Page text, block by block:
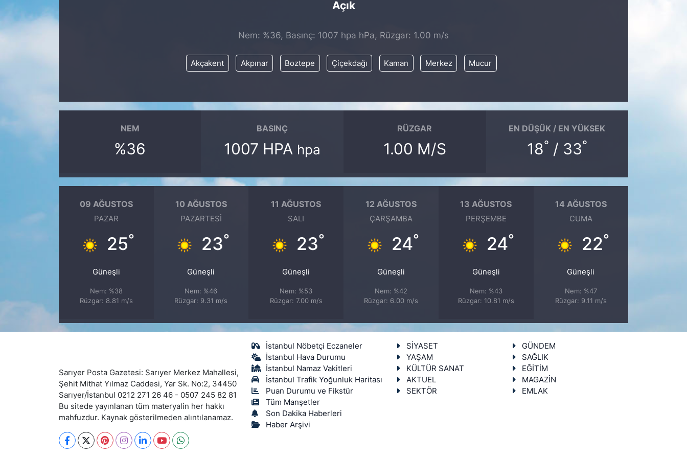
Açık
Nem: %36, Basınç: 1007 hpa hPa, Rüzgar: 1.00 m/s
Akçakent Akpınar Boztepe Çiçekdağı Kaman Merkez Mucur
NEM
%36
BASINÇ
1007 HPA hpa
RÜZGAR
1.00 M/S
EN DÜŞÜK / EN YÜKSEK
18° / 33°
09 AĞUSTOS
PAZAR
25°
Güneşli
Nem: %38
Rüzgar: 8.81 m/s
10 AĞUSTOS
PAZARTESI
23°
Güneşli
Nem: %46
Rüzgar: 9.31 m/s
11 AĞUSTOS
SALI
23°
Güneşli
Nem: %53
Rüzgar: 7.00 m/s
12 AĞUSTOS
ÇARŞAMBA
24°
Güneşli
Nem: %42
Rüzgar: 6.00 m/s
13 AĞUSTOS
PERŞEMBE
24°
Güneşli
Nem: %43
Rüzgar: 10.81 m/s
14 AĞUSTOS
CUMA
22°
Güneşli
Nem: %47
Rüzgar: 9.11 m/s
Sarıyer Posta Gazetesi: Sarıyer Merkez Mahallesi,
Şehit Mithat Yılmaz Caddesi, Yar Sk. No:2, 34450
Sarıyer/İstanbul 0212 271 26 46 - 0507 245 82 81
Bu sitede yayınlanan tüm materyalin her hakkı
mahfuzdur. Kaynak gösterilmeden alıntılanamaz.
İstanbul Nöbetçi Eczaneler
İstanbul Hava Durumu
İstanbul Namaz Vakitleri
İstanbul Trafik Yoğunluk Haritası
Puan Durumu ve Fikstür
Tüm Manşetler
Son Dakika Haberleri
Haber Arşivi
SİYASET
GÜNDEM
YAŞAM
SAĞLIK
KÜLTÜR SANAT
EĞİTİM
AKTUEL
MAGAZİN
SEKTÖR
EMLAK
KÖŞE YAZILARI
SARIYER HABERLERİ
SARIYER İMAR BARIŞI
SON DAKİKA HABERİ
SPOR
TEKNOLOJİ
VİDEO GALERİ
YAŞAM